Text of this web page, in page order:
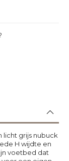
licht grijs nubuck
H wijdte en
voetbed dat